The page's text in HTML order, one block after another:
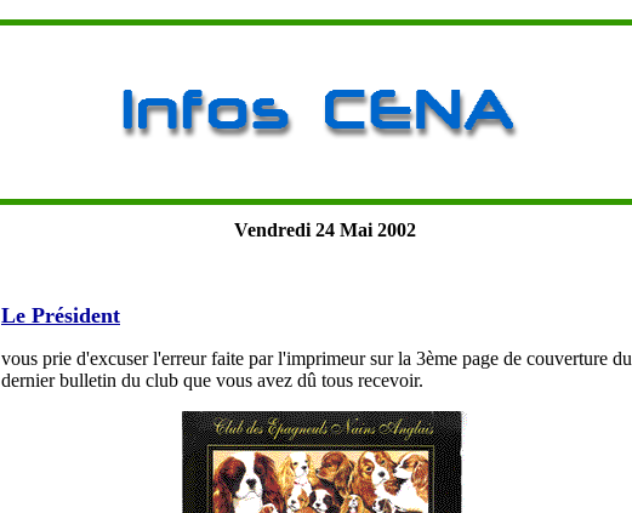
Vendredi 24 Mai 2002
Le Président
vous prie d'excuser l'erreur faite par l'imprimeur sur la 3ème page de couverture du
dernier bulletin du club que vous avez dû tous recevoir.